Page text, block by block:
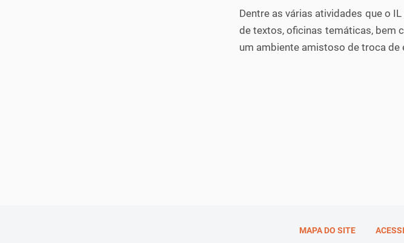
Dentre as várias atividades que o
de textos, oficinas temáticas, bem
um ambiente amistoso de troca de
MAPA DO SITE